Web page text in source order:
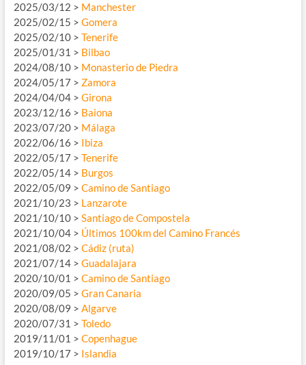
2025/03/12 > Manchester
2025/02/15 > Gomera
2025/02/10 > Tenerife
2025/01/31 > Bilbao
2024/08/10 > Monasterio de Piedra
2024/05/17 > Zamora
2024/04/04 > Girona
2023/12/16 > Baiona
2023/07/20 > Málaga
2022/06/16 > Ibiza
2022/05/17 > Tenerife
2022/05/14 > Burgos
2022/05/09 > Camino de Santiago
2021/10/23 > Lanzarote
2021/10/10 > Santiago de Compostela
2021/10/04 > Últimos 100km del Camino Francés
2021/08/02 > Cádiz (ruta)
2021/07/14 > Guadalajara
2020/10/01 > Camino de Santiago
2020/09/05 > Gran Canaria
2020/08/09 > Algarve
2020/07/31 > Toledo
2019/11/01 > Copenhague
2019/10/17 > Islandia